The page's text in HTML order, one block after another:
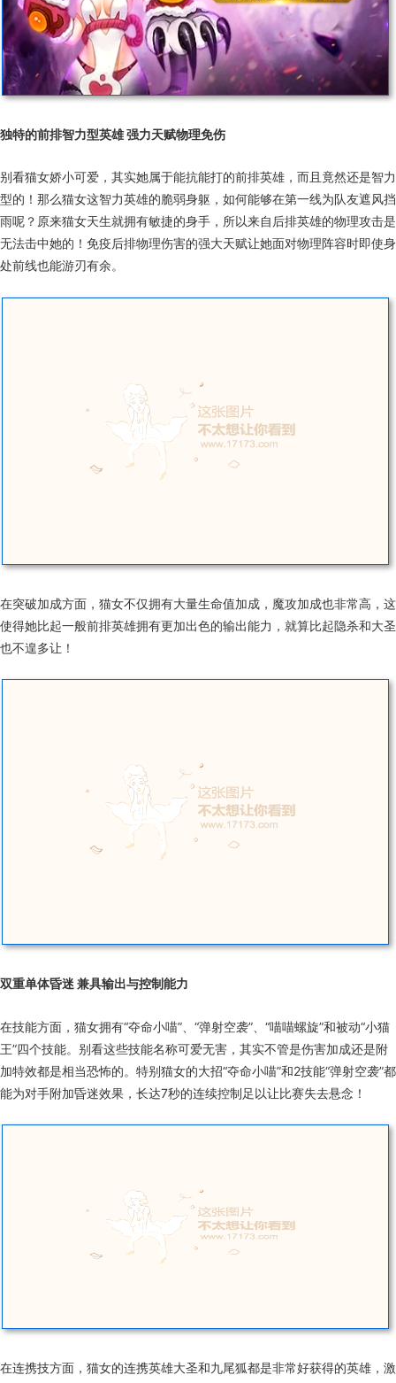
独特的前排智力型英雄 强力天赋物理免伤
别看猫女娇小可爱，其实她属于能抗能打的前排英雄，而且竟然还是智力
型的！那么猫女这智力英雄的脆弱身躯，如何能够在第一线为队友遮风挡
雨呢？原来猫女天生就拥有敏捷的身手，所以来自后排英雄的物理攻击是
无法击中她的！免疫后排物理伤害的强大天赋让她面对物理阵容时即使身
处前线也能游刃有余。
在突破加成方面，猫女不仅拥有大量生命值加成，魔攻加成也非常高，这
使得她比起一般前排英雄拥有更加出色的输出能力，就算比起隐杀和大圣
也不遑多让！
双重单体昏迷 兼具输出与控制能力
在技能方面，猫女拥有“夺命小喵”、“弹射空袭”、“喵喵螺旋”和被动“小猫
王”四个技能。别看这些技能名称可爱无害，其实不管是伤害加成还是附
加特效都是相当恐怖的。特别猫女的大招“夺命小喵”和2技能“弹射空袭”都
能为对手附加昏迷效果，长达7秒的连续控制足以让比赛失去悬念！
在连携技方面，猫女的连携英雄大圣和九尾狐都是非常好获得的英雄，激